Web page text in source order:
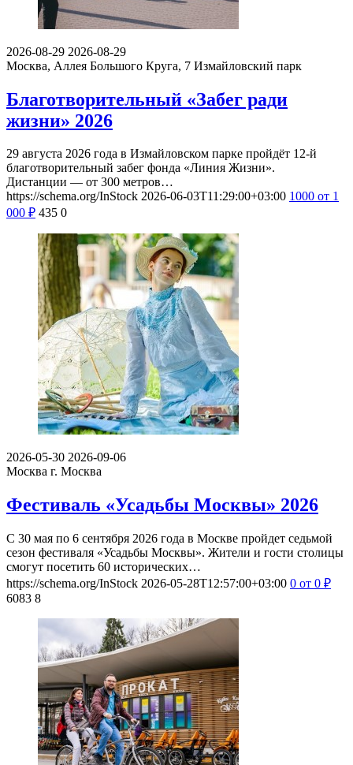
2026-08-29 2026-08-29
Москва, Аллея Большого Круга, 7 Измайловский парк
Благотворительный «Забег ради
жизни» 2026
29 августа 2026 года в Измайловском парке пройдёт 12-й
благотворительный забег фонда «Линия Жизни».
Дистанции — от 300 метров…
https://schema.org/InStock 2026-06-03T11:29:00+03:00 1000 от 1
000 ₽ 435 0
2026-05-30 2026-09-06
Москва г. Москва
Фестиваль «Усадьбы Москвы» 2026
С 30 мая по 6 сентября 2026 года в Москве пройдет седьмой
сезон фестиваля «Усадьбы Москвы». Жители и гости столицы
смогут посетить 60 исторических…
https://schema.org/InStock 2026-05-28T12:57:00+03:00 0 от 0 ₽
6083 8